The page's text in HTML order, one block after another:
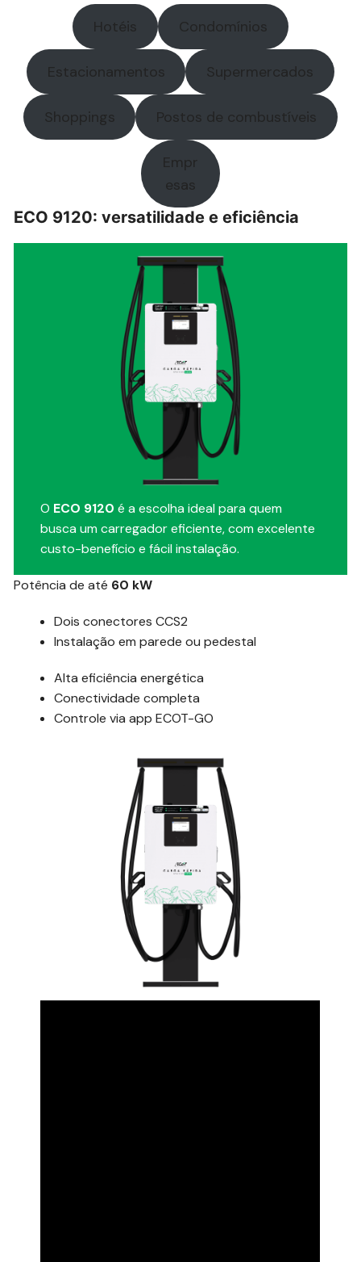
Hotéis Condomínios
Estacionamentos Supermercados
Shoppings Postos de combustíveis
Empr
esas
ECO 9120: versatilidade e eficiência
O ECO 9120 é a escolha ideal para quem
busca um carregador eficiente, com excelente
custo-benefício e fácil instalação.
Potência de até 60 kW
Dois conectores CCS2
Instalação em parede ou pedestal
Alta eficiência energética
Conectividade completa
Controle via app ECOT-GO